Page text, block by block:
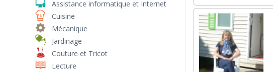
Assistance informatique et Internet
Cuisine
Mécanique
Jardinage
Couture et Tricot
Lecture